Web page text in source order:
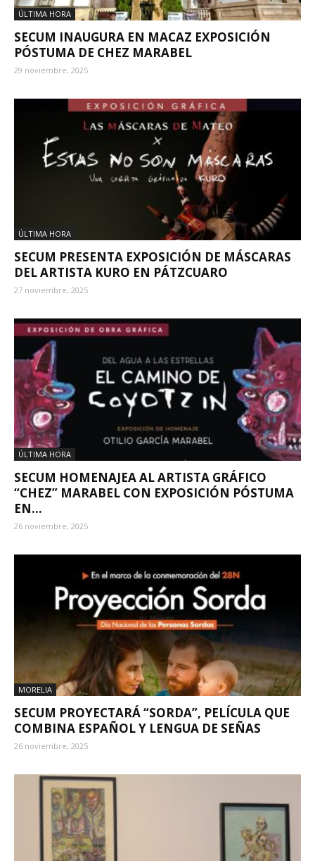
ÚLTIMA HORA
SECUM INAUGURA EN MACAZ EXPOSICIÓN
PÓSTUMA DE CHEZ MARABEL
29 noviembre, 2025
ÚLTIMA HORA
SECUM PRESENTA EXPOSICIÓN DE MÁSCARAS
DEL ARTISTA KURO EN PÁTZCUARO
27 noviembre, 2025
ÚLTIMA HORA
SECUM HOMENAJEA AL ARTISTA GRÁFICO
“CHEZ” MARABEL CON EXPOSICIÓN PÓSTUMA
EN...
26 noviembre, 2025
MORELIA
SECUM PROYECTARÁ “SORDA”, PELÍCULA QUE
COMBINA ESPAÑOL Y LENGUA DE SEÑAS
26 noviembre, 2025